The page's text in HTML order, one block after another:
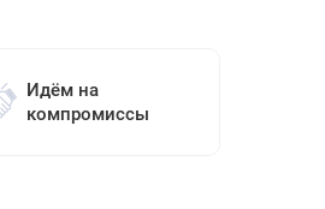
Идём на
компромиссы